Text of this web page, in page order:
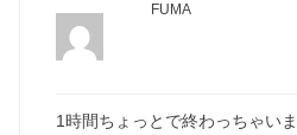
FUMA
1時間ちょっとで終わっちゃい